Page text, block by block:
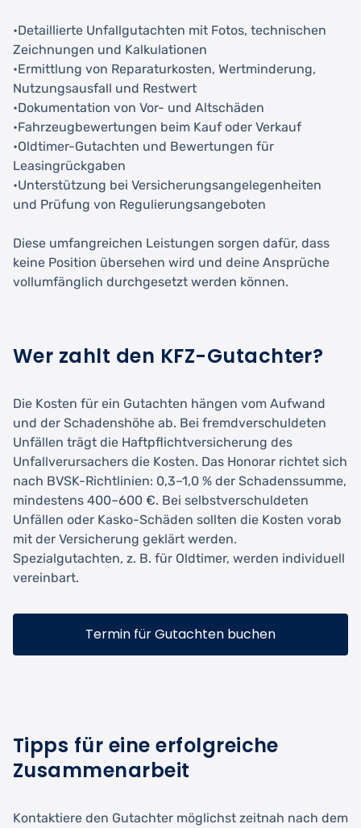
•Detaillierte Unfallgutachten mit Fotos, technischen
Zeichnungen und Kalkulationen
•Ermittlung von Reparaturkosten, Wertminderung,
Nutzungsausfall und Restwert
•Dokumentation von Vor- und Altschäden
•Fahrzeugbewertungen beim Kauf oder Verkauf
•Oldtimer-Gutachten und Bewertungen für
Leasingrückgaben
•Unterstützung bei Versicherungsangelegenheiten
und Prüfung von Regulierungsangeboten
Diese umfangreichen Leistungen sorgen dafür, dass
keine Position übersehen wird und deine Ansprüche
vollumfänglich durchgesetzt werden können.
Wer zahlt den KFZ-Gutachter?
Die Kosten für ein Gutachten hängen vom Aufwand
und der Schadenshöhe ab. Bei fremdverschuldeten
Unfällen trägt die Haftpflichtversicherung des
Unfallverursachers die Kosten. Das Honorar richtet sich
nach BVSK-Richtlinien: 0,3–1,0 % der Schadenssumme,
mindestens 400–600 €. Bei selbstverschuldeten
Unfällen oder Kasko-Schäden sollten die Kosten vorab
mit der Versicherung geklärt werden.
Spezialgutachten, z. B. für Oldtimer, werden individuell
vereinbart.
Termin für Gutachten buchen
Tipps für eine erfolgreiche
Zusammenarbeit
Kontaktiere den Gutachter möglichst zeitnah nach dem